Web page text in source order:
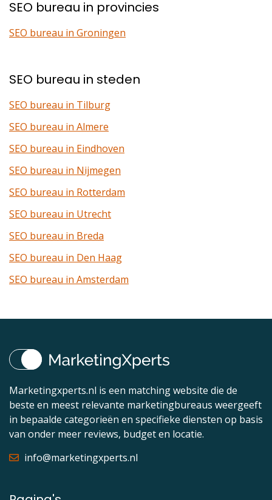
SEO bureau in provincies
SEO bureau in Groningen
SEO bureau in steden
SEO bureau in Tilburg
SEO bureau in Almere
SEO bureau in Eindhoven
SEO bureau in Nijmegen
SEO bureau in Rotterdam
SEO bureau in Utrecht
SEO bureau in Breda
SEO bureau in Den Haag
SEO bureau in Amsterdam
Marketingxperts.nl is een matching website die de
beste en meest relevante marketingbureaus weergeeft
in bepaalde categorieën en specifieke diensten op basis
van onder meer reviews, budget en locatie.
info@marketingxperts.nl